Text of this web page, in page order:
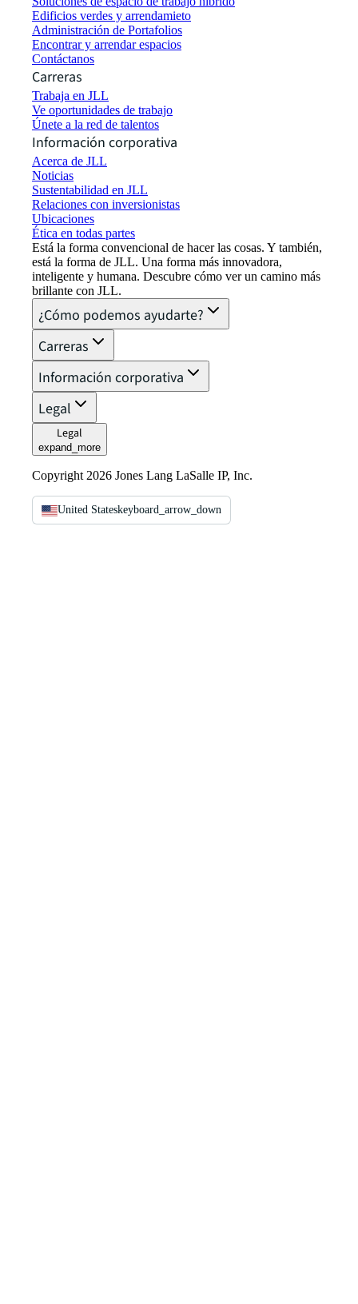
Edificios verdes y arrendamieto
Administración de Portafolios
Encontrar y arrendar espacios
Contáctanos
Carreras
Trabaja en JLL
Ve oportunidades de trabajo
Únete a la red de talentos
Información corporativa
Acerca de JLL
Noticias
Sustentabilidad en JLL
Relaciones con inversionistas
Ubicaciones
Ética en todas partes
Está la forma convencional de hacer las cosas. Y también,
está la forma de JLL. Una forma más innovadora,
inteligente y humana. Descubre cómo ver un camino más
brillante con JLL.
¿Cómo podemos ayudarte?
Carreras
Información corporativa
Legal
Legal
expand_more
Copyright 2026 Jones Lang LaSalle IP, Inc.
United Stateskeyboard_arrow_down